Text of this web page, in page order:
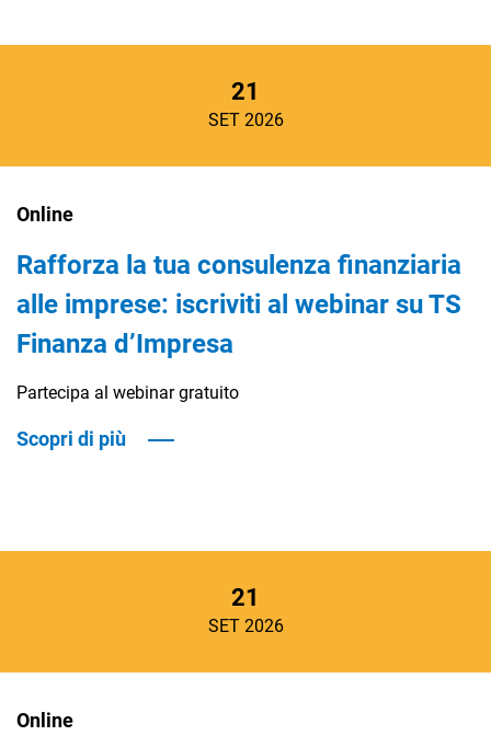
21
SET 2026
Online
Rafforza la tua consulenza finanziaria
alle imprese: iscriviti al webinar su TS
Finanza d’Impresa
Partecipa al webinar gratuito
Scopri di più
21
SET 2026
Online